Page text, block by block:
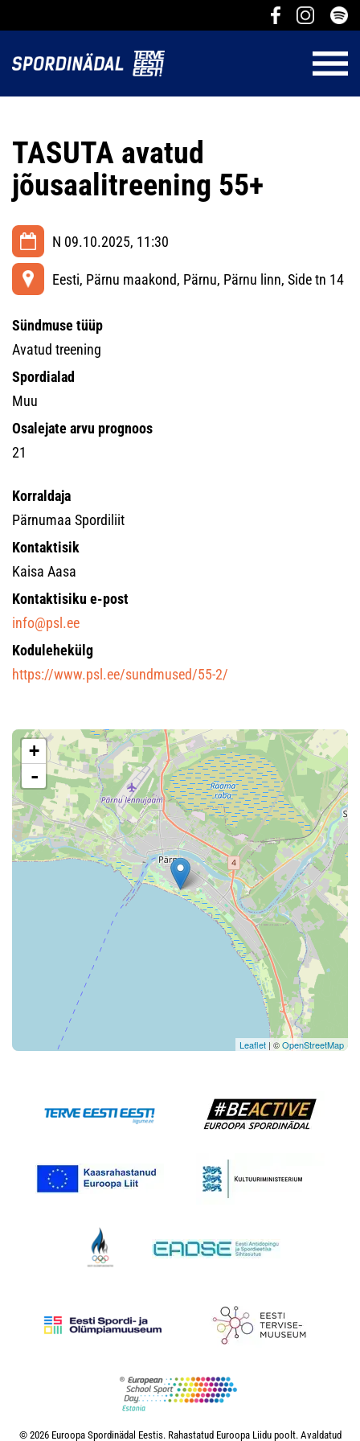
TASUTA avatud
jõusaalitreening 55+
N 09.10.2025, 11:30
Eesti, Pärnu maakond, Pärnu, Pärnu linn, Side tn 14
Sündmuse tüüp
Avatud treening
Spordialad
Muu
Osalejate arvu prognoos
21
Korraldaja
Pärnumaa Spordiliit
Kontaktisik
Kaisa Aasa
Kontaktisiku e-post
info@psl.ee
Kodulehekülg
https://www.psl.ee/sundmused/55-2/
+
-
Leaflet | ©OpenStreetMap
© 2026 Euroopa Spordinädal Eestis. Rahastatud Euroopa Liidu poolt. Avaldatud